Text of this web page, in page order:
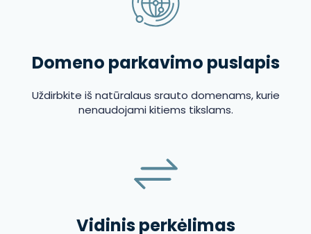
Domeno parkavimo puslapis
Uždirbkite iš natūralaus srauto domenams, kurie
nenaudojami kitiems tikslams.
Vidinis perkėlimas